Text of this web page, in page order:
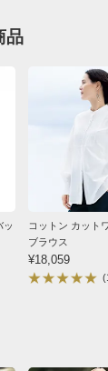
が異なりま
などが含ま
ロンが必要か
うどよかった」
着ていま
品
ッ
コットン カット
ブラウス
¥18,059